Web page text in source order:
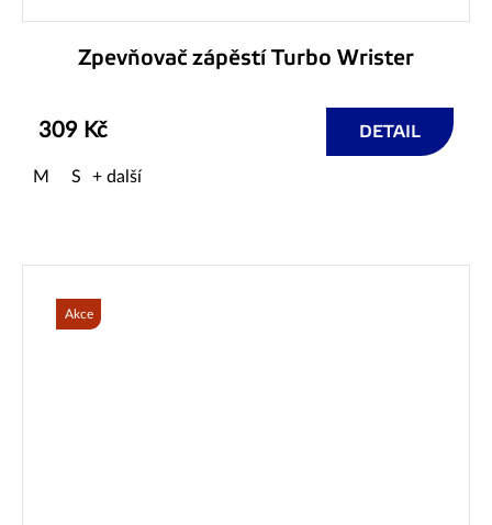
Zpevňovač zápěstí Turbo Wrister
309 Kč DETAIL
M S + další
Akce